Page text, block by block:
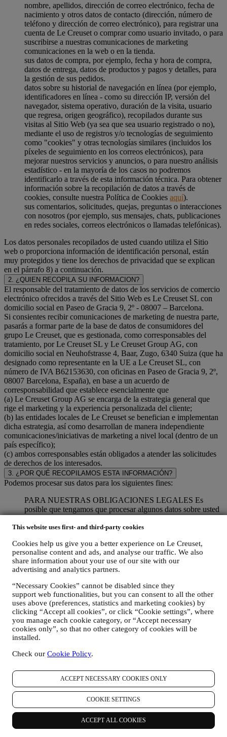
This website uses first- and third-party cookies
Cookies help us give you a better experience on Le Creuset,
personalise content and ads, and analyse our traffic. We also
share information about your use of our site with our
advertising and analytics partners.
“Necessary Cookies” cannot be disabled since they
support web functionalities, but you can consent to all the other
uses above (preferences, statistics and marketing cookies) by
clicking “Accept all cookies”, or click “Cookie settings”, where
you manage each cookie category, or “Accept necessary
cookies only”, so that no other category of cookies will be
installed.
Check our Cookie Policy.
ACCEPT NECESSARY COOKIES ONLY
COOKIE SETTINGS
ACCEPT ALL COOKIES
nombre, apellidos, dirección de correo electrónico, fecha de
nacimiento y otros datos de contacto (dirección, número de
teléfono y dirección de correo electrónico), para registrar una
cuenta de Le Creuset o comprar como usuario invitado, o para
suscribirse a nuestras comunicaciones de marketing
comunicaciones en la web o en la tienda.
sus datos de compra, por ejemplo, fecha y hora de compra,
datos de entrega, datos de productos y pagos y detalles, para
la gestión de sus pedidos.
datos sobre su historial de navegación en línea (por ejemplo,
identificadores en línea - como su dirección IP, versión del
navegador, sistema operativo, duración de la visita, usuario
que regresa, origen geográfico), recopilados durante sus
visitas al Sitio Web (ya sea que sea usuario registrado o no),
mediante el uso de registros y/o tecnologías de seguimiento
como "cookies" y otras tecnologías similares (incluidos los
píxeles de seguimiento en los correos electrónicos), para
mejorar nuestros servicios y anuncios, o para nuestro análisis
estadístico - en la mayoría de los casos no podremos
identificarlo a través de esta información técnica. Para obtener
información sobre la recopilación de datos a través de
cookies, consulte nuestra Política de Cookies aquí).
sus comentarios, solicitudes, quejas, preguntas o interacciones
con nosotros (por ejemplo, sus mensajes, chats, publicaciones
en redes sociales, correos electrónicos o llamadas telefónicas).
Los datos personales recopilados de usted cuando utiliza el Sitio
web o proporciona información de identificación personal, están
muy protegidos y tiene los derechos de privacidad que se explican
en el párrafo 8) a continuación.
2. ¿QUIEN RECOPILA SU INFORMACION?
El responsable del tratamiento de datos de los servicios de comercio
electrónico ofrecidos a través del Sitio Web es Le Creuset SL con
domicilio social en Paseo de Gracia 9, 2º - 08007 – Barcelona.
Si consientes recibir comunicaciones de marketing de nuestra parte,
pasarás a formar parte de la base de datos de consumidores del
grupo Le Creuset, que es gestionada, como corresponsables del
tratamiento, por Le Creuset SL y Le Creuset Group AG, con
domicilio social en Neuhofstrasse 4, Baar, Zugo, 6340 Suiza (que ha
designado como representante en la UE a Le Creuset SL, con
número de IVA B62153630, con oficinas en Paseo de Gracia 9, 2º,
08007 Barcelona, España), en base a un acuerdo de
corresponsabilidad que establece esencialmente que
(a) Le Creuset Group AG se encarga de la estrategia general que
rige el marketing y la experiencia personalizada del cliente;
(b) las entidades locales de Le Creuset se benefician e implementan
dicha estrategia, así como desarrollan de manera independiente
comunicaciones/iniciativas de marketing a nivel local (dentro de un
país específico);
(c) ambos corresponsables están obligados a atender las solicitudes
de derechos de los interesados.
3. ¿POR QUÉ RECOPILAMOS ESTA INFORMACIÓN?
Podemos procesar sus datos para los siguientes fines:
PARA NUESTRAS OBLIGACIONES LEGALES Es
posible que tengamos que procesar algunos datos sobre usted
obligaciones derivadas de las instrucciones recibidas de las
PARA CREAR UNA CUENTA LE CREUSET
Utilizaremos sus datos para crear una cuenta de Le Creuset
que le dará acceso a una serie de ventajas dedicadas a los
usuarios registrados, para disfrutar mejor de nuestros
servicios, tales como un pago más rápido, guardar múltiples
direcciones de envío, ver y realizar un seguimiento de
pedidos. Cualquier actividad de procesamiento es necesaria
para permitirnos proporcionarle estos servicios como titular de
una cuenta de Le Creuset.
PARA GESTIONAR SUS PEDIDOS Y
PROPORCIONARLE NUESTROS PRODUCTOS,
gestionar nuestra relación contractual con usted, su compra de
su uso del Sitio web, cualquier asistencia posterior a la venta o
su participación en nuestros concursos. Es posible que
tengamos que procesar algunos datos sobre usted para
nuestros fines administrativos relacionados con nuestra
relación contractual con usted, como contabilidad, facturación
y auditoría, verificación de tarjetas de pago, detección de
fraude, seguridad, pruebas de sistemas, mantenimiento y